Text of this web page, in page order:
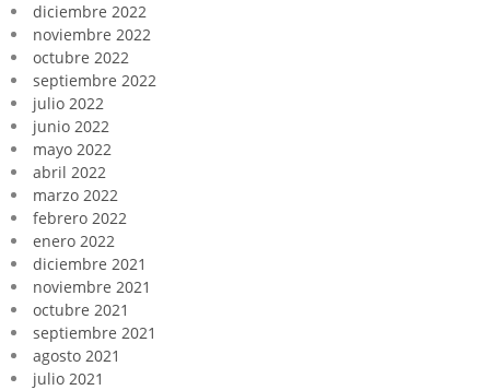
diciembre 2022
noviembre 2022
octubre 2022
septiembre 2022
julio 2022
junio 2022
mayo 2022
abril 2022
marzo 2022
febrero 2022
enero 2022
diciembre 2021
noviembre 2021
octubre 2021
septiembre 2021
agosto 2021
julio 2021